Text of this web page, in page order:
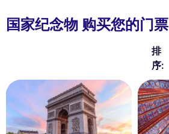
国家纪念物 购买您的门票
排
序: